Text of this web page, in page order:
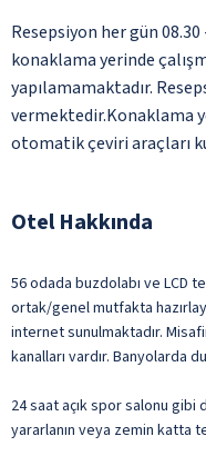
Resepsiyon her gün 08.30
konaklama yerinde
yapılamamaktadır.
vermektedir.Konaklama
otomatik çeviri araçları
Otel Hakkında
56 odada buzdolabı ve LCD
ortak/genel mutfakta
internet sunulmaktadır.
kanalları vardır. Banyolarda
24 saat açık spor salonu gibi
yararlanın veya zemin katta